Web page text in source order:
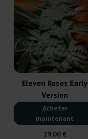
Eleven Roses Early
Version
Acheter
maintenant
29,00 €